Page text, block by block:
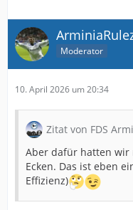
Moderator
10. April 2026 um 20:34
Zitat von FDS
Aber dafür hatten wir
Ecken. Das ist eben
Effizienz)